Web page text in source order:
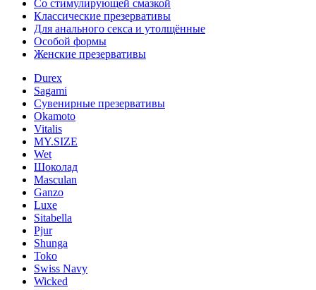
Со стимулирующей смазкой
Классические презервативы
Для анального секса и утолщённые
Особой формы
Женские презервативы
Durex
Sagami
Сувенирные презервативы
Okamoto
Vitalis
MY.SIZE
Wet
Шоколад
Masculan
Ganzo
Luxe
Sitabella
Pjur
Shunga
Toko
Swiss Navy
Wicked